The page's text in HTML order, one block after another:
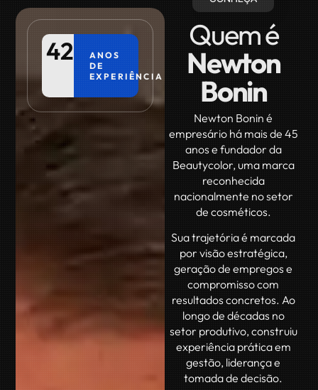
42
ANOS
DE
EXPERIÊNCIA
Quem é
Newton
Bonin
Newton Bonin é
empresário há mais de 45
anos e fundador da
Beautycolor, uma marca
reconhecida
nacionalmente no setor
de cosméticos.
Sua trajetória é marcada
por visão estratégica,
geração de empregos e
compromisso com
resultados concretos. Ao
longo de décadas no
setor produtivo, construiu
experiência prática em
gestão, liderança e
tomada de decisão.